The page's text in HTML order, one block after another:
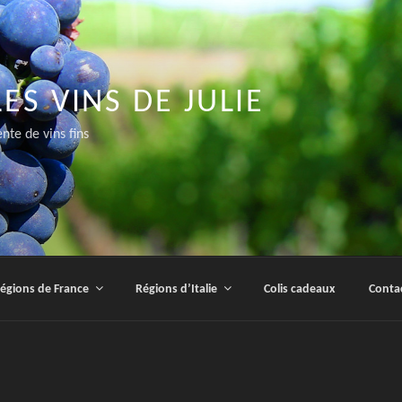
VINS DE JULIE
de vins fins
de France Régions d’Italie Colis cadeaux